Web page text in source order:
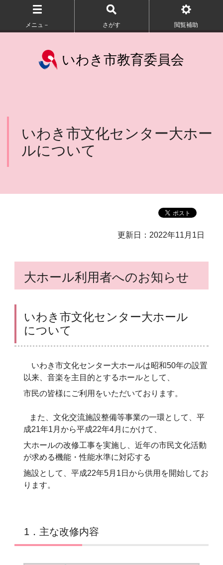
メニュ－ さがす 閲覧補助
いわき市教育委員会
いわき市文化センター大ホー
ルについて
更新日：2022年11月1日
大ホール利用者へのお知らせ
いわき市文化センター大ホール
について
いわき市文化センター大ホールは昭和50年の設置
以来、音楽を主目的とするホールとして、
市民の皆様にご利用をいただいております。
また、文化交流施設整備等事業の一環として、平
成21年1月から平成22年4月にかけて、
大ホールの改修工事を実施し、近年の市民文化活動
が求める機能・性能水準に対応する
施設として、平成22年5月1日から供用を開始してお
ります。
1．主な改修内容